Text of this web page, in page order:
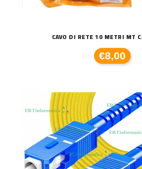
CAVO DI RETE 10 METRI MT
€8,00